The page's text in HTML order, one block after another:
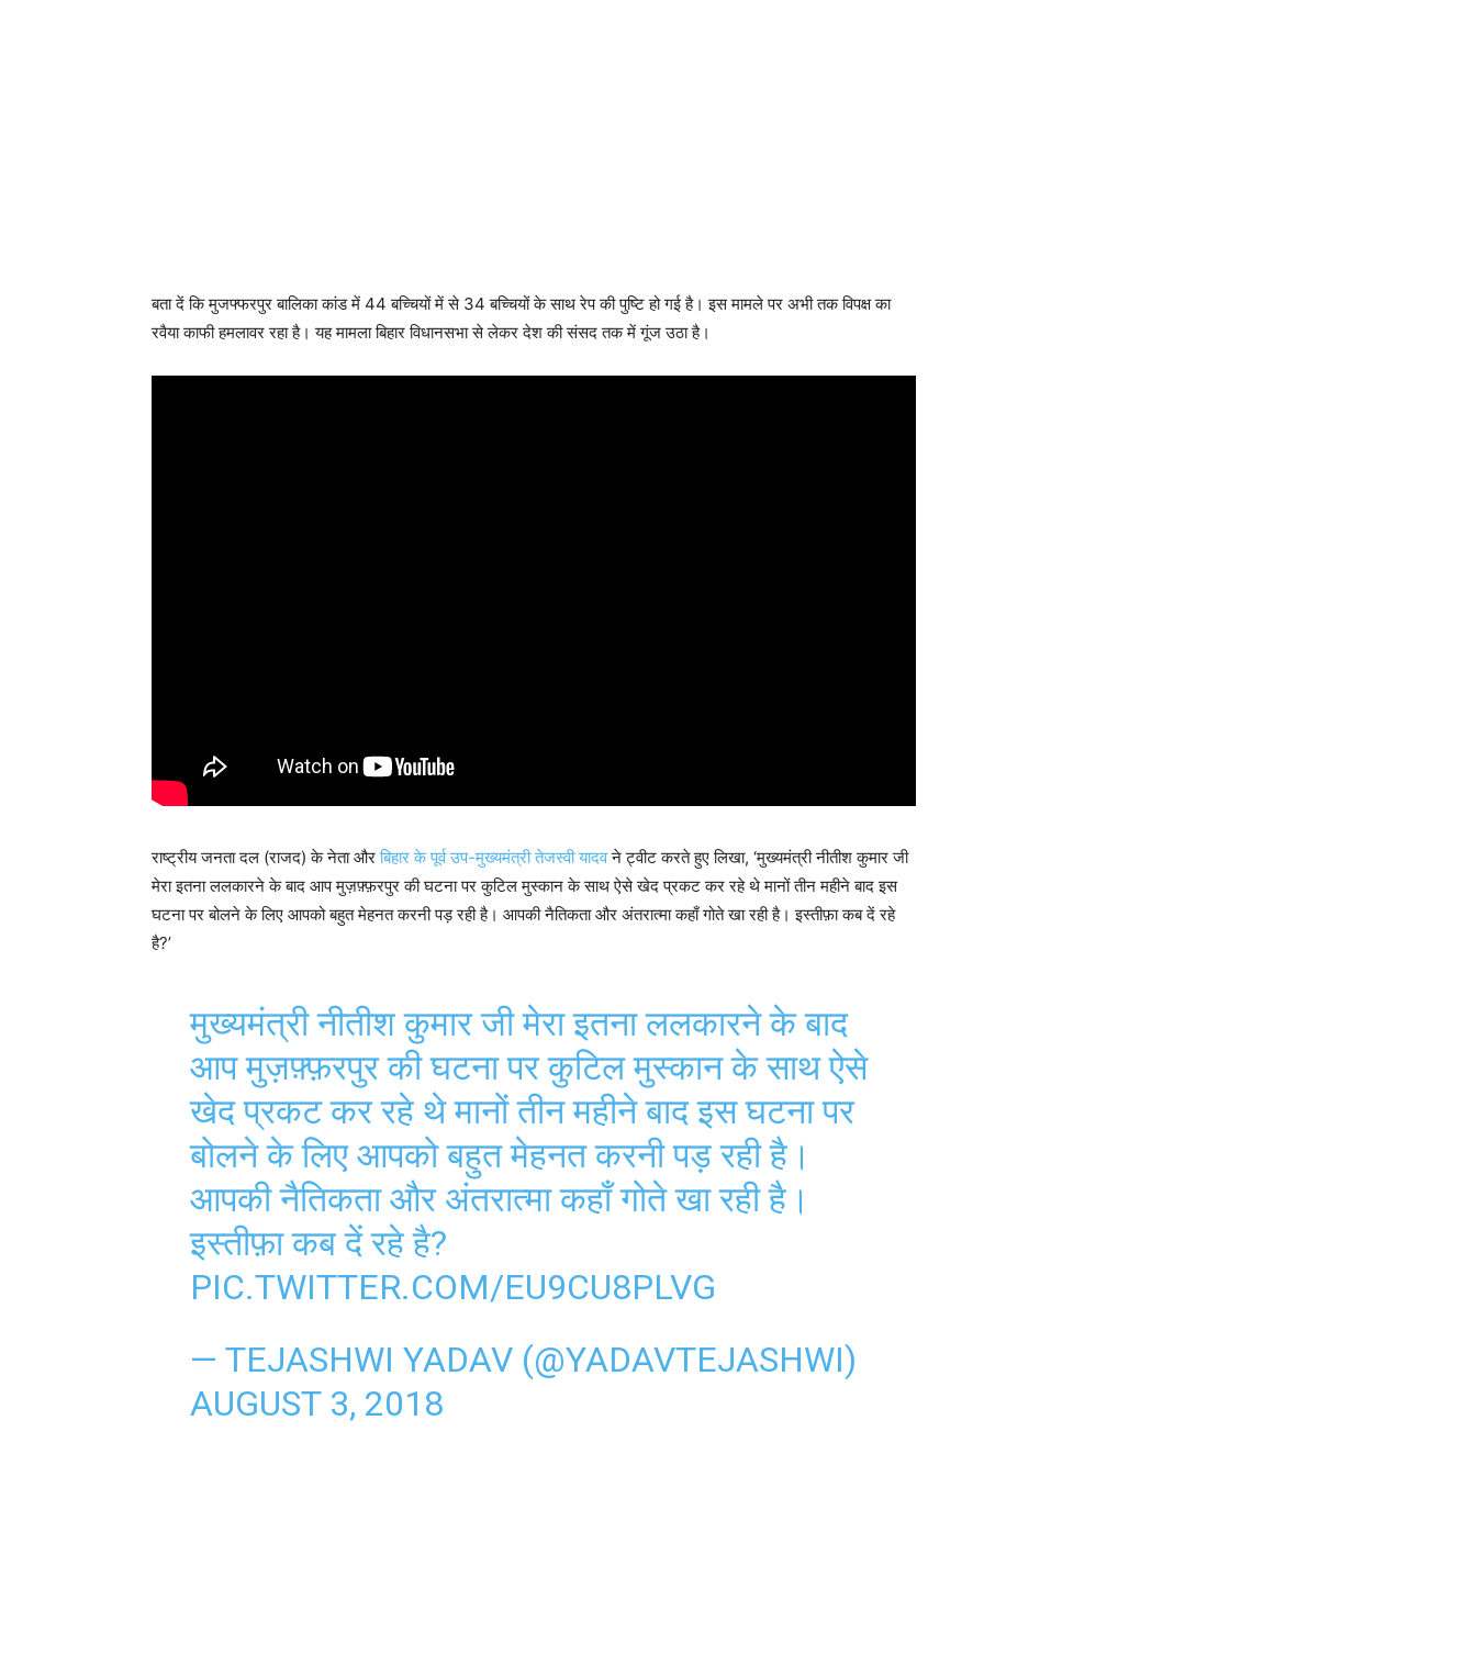
बता दें कि मुजफ्फरपुर बालिका कांड में 44 बच्चियों में से 34 बच्चियों के साथ रेप की पुष्टि हो गई है। इस मामले पर अभी तक विपक्ष का
रवैया काफी हमलावर रहा है। यह मामला बिहार विधानसभा से लेकर देश की संसद तक में गूंज उठा है।
राष्ट्रीय जनता दल (राजद) के नेता औरबिहार के पूर्व उप-मुख्यमंत्री तेजस्वी यादवने ट्वीट करते हुए लिखा, ‘मुख्यमंत्री नीतीश कुमार जी
मेरा इतना ललकारने के बाद आप मुज़फ़्फ़रपुर की घटना पर कुटिल मुस्कान के साथ ऐसे खेद प्रकट कर रहे थे मानों तीन महीने बाद इस
घटना पर बोलने के लिए आपको बहुत मेहनत करनी पड़ रही है। आपकी नैतिकता और अंतरात्मा कहाँ गोते खा रही है। इस्तीफ़ा कब दें रहे
है?’
मुख्यमंत्री नीतीश कुमार जी मेरा इतना ललकारने के बाद
आप मुज़फ़्फ़रपुर की घटना पर कुटिल मुस्कान के साथ ऐसे
खेद प्रकट कर रहे थे मानों तीन महीने बाद इस घटना पर
बोलने के लिए आपको बहुत मेहनत करनी पड़ रही है।
आपकी नैतिकता और अंतरात्मा कहाँ गोते खा रही है।
इस्तीफ़ा कब दें रहे है?
PIC.TWITTER.COM/EU9CU8PLVG
— TEJASHWI YADAV (@YADAVTEJASHWI)
AUGUST 3, 2018